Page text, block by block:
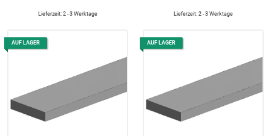
Lieferzeit: 2 - 3 Werktage Lieferzeit: 2 - 3 Werktage
AUF LAGER AUF LAGER